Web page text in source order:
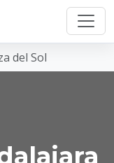
del Sol